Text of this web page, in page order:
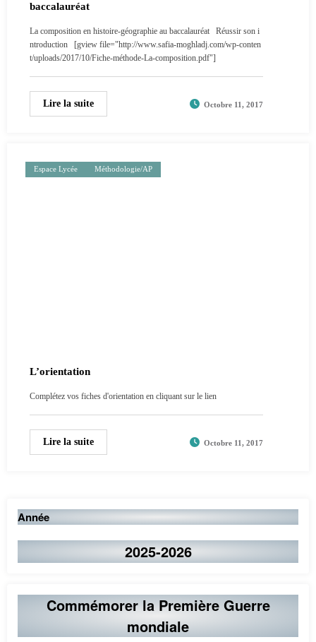
baccalauréat
La composition en histoire-géographie au baccalauréat Réussir son i
ntroduction [gview file="http://www.safia-moghladj.com/wp-conten
t/uploads/2017/10/Fiche-méthode-La-composition.pdf"]
Lire la suite Octobre 11, 2017
Espace Lycée Méthodologie/AP
L’orientation
Complétez vos fiches d'orientation en cliquant sur le lien
Lire la suite Octobre 11, 2017
Année
2025-2026
Commémorer la Première Guerre
mondiale